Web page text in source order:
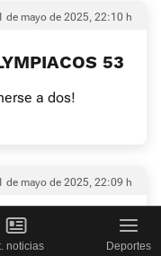
de mayo de 2025, 22:10 h
53
a dos!
de mayo de 2025, 22:09 h
53
noticias Deportes